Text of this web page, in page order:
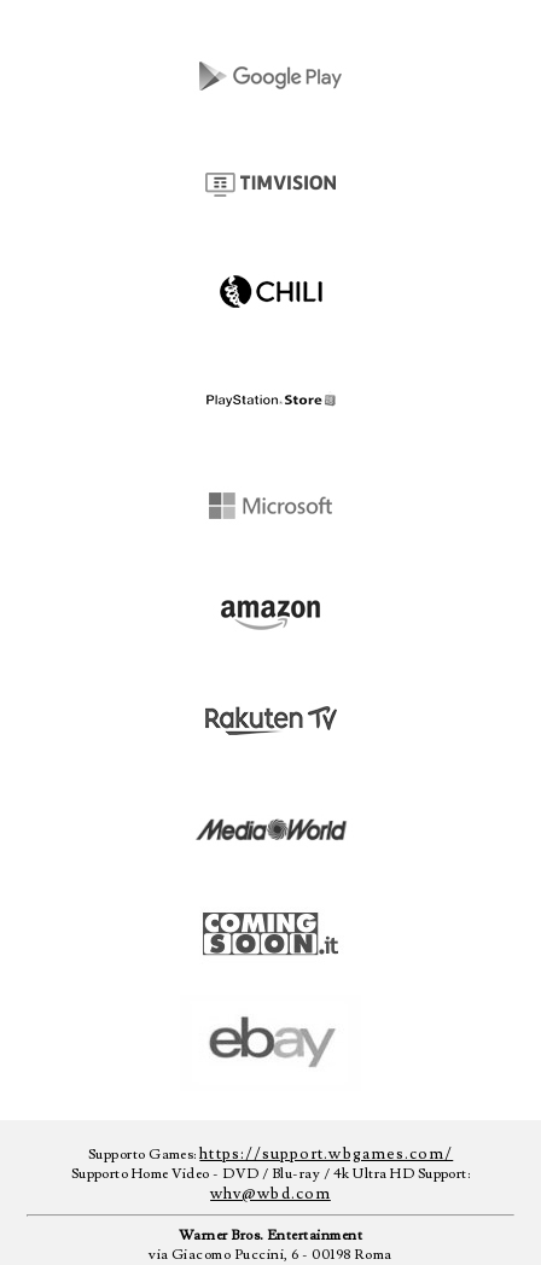
Supporto Games:https://support.wbgames.com/
Supporto Home Video - DVD / Blu-ray / 4k Ultra HD Support:
whv@wbd.com
Warner Bros. Entertainment
via Giacomo Puccini, 6 - 00198 Roma